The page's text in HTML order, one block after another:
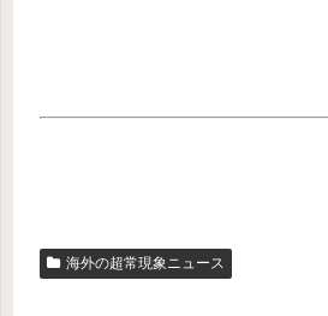
海外の超常現象ニュース